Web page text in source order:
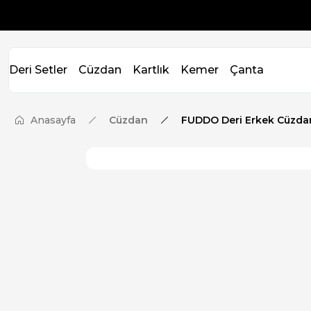
Deri Setler Cüzdan Kartlık Kemer Çanta
Anasayfa Cüzdan FUDDO Deri Erkek